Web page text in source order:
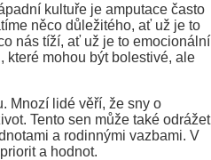
kultuře je amputace často
něco důležitého, ať už je to
nás tíží, ať už je to emocionální
které mohou být bolestivé, ale
Mnozí lidé věří, že sny o
Tento sen může také odrážet
a rodinnými vazbami. V
a hodnot.